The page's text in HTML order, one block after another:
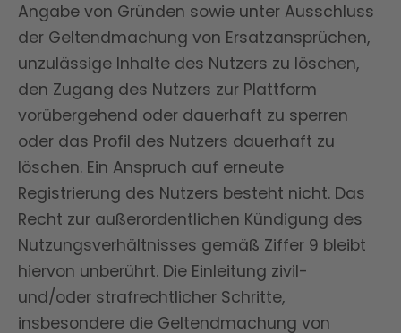
Angabe von Gründen sowie unter Ausschluss
der Geltendmachung von Ersatzansprüchen,
unzulässige Inhalte des Nutzers zu löschen,
den Zugang des Nutzers zur Plattform
vorübergehend oder dauerhaft zu sperren
oder das Profil des Nutzers dauerhaft zu
löschen. Ein Anspruch auf erneute
Registrierung des Nutzers besteht nicht. Das
Recht zur außerordentlichen Kündigung des
Nutzungsverhältnisses gemäß Ziffer 9 bleibt
hiervon unberührt. Die Einleitung zivil-
und/oder strafrechtlicher Schritte,
insbesondere die Geltendmachung von